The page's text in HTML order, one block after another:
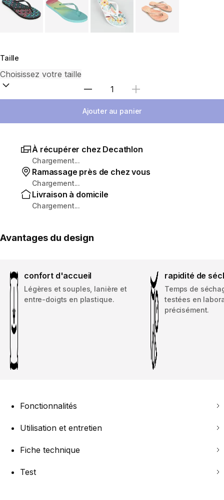
Taille
Sélectionnez la quantité
Ajouter au panier
À récupérer chez Decathlon
Chargement...
Ramassage près de chez vous
Chargement...
Livraison à domicile
Chargement...
Avantages du design
confort d'accueil
Légères et souples, lanière et
entre-doigts en plastique.
rapidité de
Temps de
testées en
précisément.
Fonctionnalités
Utilisation et entretien
Fiche technique
Test